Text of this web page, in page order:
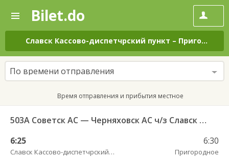
—
Поиск
и
покупка
билетов
на
автобус
онлайн
Bilet.do
Славск Кассово-диспетчрский пункт – Пригородное
По времени отправления
Время отправления и прибытия местное
503А Советск АС — Черняховск АС ч/з Славск КДП, Большаково п.
6:25
Славск Кассово-диспетчрский пункт
6:30
Пригородное